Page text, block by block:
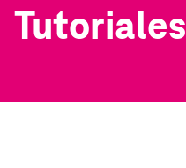
Tutoriales